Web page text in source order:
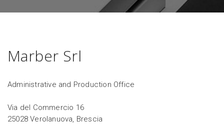
Marber Srl
Administrative and Production Office
Via del Commercio 16
25028 Verolanuova, Brescia